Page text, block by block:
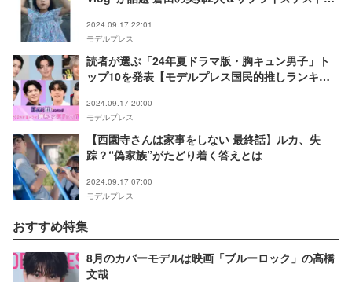
い】
2024.09.17 22:01
モデルプレス
読者が選ぶ「24年夏ドラマ版・胸キュン男子」ト
ップ10を発表【モデルプレス国民的推しランキン
2024.09.17 20:00
モデルプレス
【西園寺さんは家事をしない 最終話】ルカ、失
踪？“偽家族”がたどり着く答えとは
2024.09.17 07:00
モデルプレス
おすすめ特集
8月のカバーモデルは映画「ブルーロック」の高橋
文哉